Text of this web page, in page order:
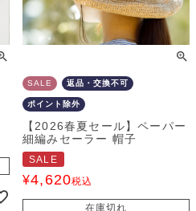
SALE 返品・交換不可
ポイント除外
【2026春夏セール】ペーパー
細編みセーラー 帽子
SALE
¥4,620税込
在庫切れ